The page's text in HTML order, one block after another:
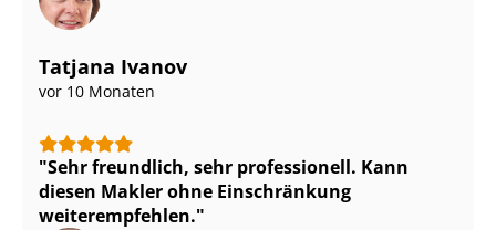
Tatjana Ivanov
vor 10 Monaten
Sehr freundlich, sehr professionell. Kann
diesen Makler ohne Einschränkung
weiterempfehlen.